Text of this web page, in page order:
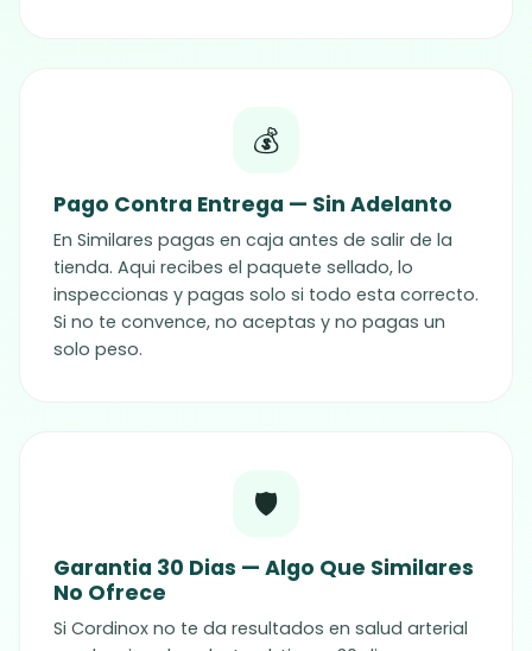
💰
Pago Contra Entrega — Sin Adelanto
En Similares pagas en caja antes de salir de la
tienda. Aqui recibes el paquete sellado, lo
inspeccionas y pagas solo si todo esta correcto.
Si no te convence, no aceptas y no pagas un
solo peso.
🛡️
Garantia 30 Dias — Algo Que Similares
No Ofrece
Si Cordinox no te da resultados en salud arterial